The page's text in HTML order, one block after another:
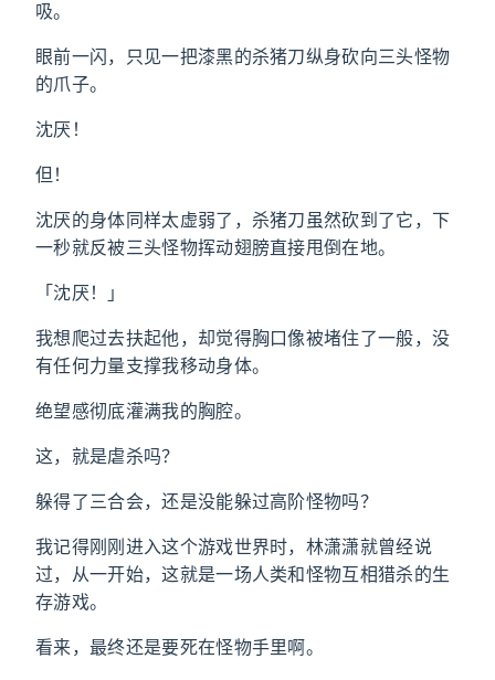
吸。
眼前一闪，只见一把漆黑的杀猪刀纵身砍向三头怪物
的爪子。
沈厌！
但！
沈厌的身体同样太虚弱了，杀猪刀虽然砍到了它，下
一秒就反被三头怪物挥动翅膀直接甩倒在地。
「沈厌！」
我想爬过去扶起他，却觉得胸口像被堵住了一般，没
有任何力量支撑我移动身体。
绝望感彻底灌满我的胸腔。
这，就是虐杀吗？
躲得了三合会，还是没能躲过高阶怪物吗？
我记得刚刚进入这个游戏世界时，林潇潇就曾经说
过，从一开始，这就是一场人类和怪物互相猎杀的生
存游戏。
看来，最终还是要死在怪物手里啊。